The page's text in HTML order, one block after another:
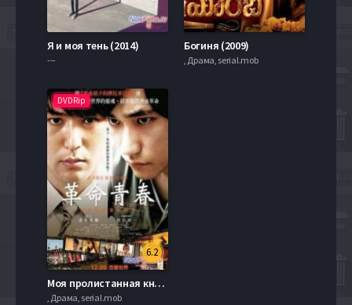
Я и моя тень (2014)
---
Богиня (2009)
, Драма, serial.mob
DVDRip
6.2
Моя пролистанная книга / Моя последняя страница (2011)
, Драма, serial.mob